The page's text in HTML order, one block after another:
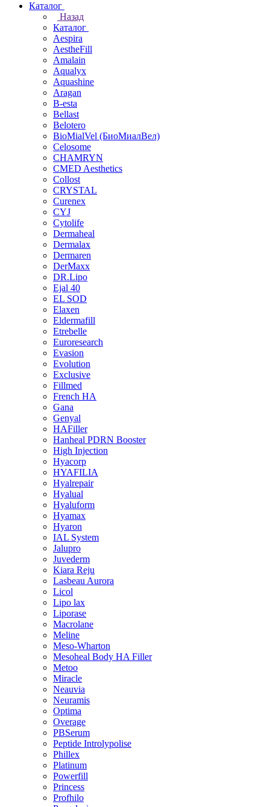
Каталог
Назад
Каталог
Aespira
AestheFill
Amalain
Aqualyx
Aquashine
Aragan
B-esta
Bellast
Belotero
BioMialVel (БиоМиалВел)
Celosome
CHAMRYN
CMED Aesthetics
Collost
CRYSTAL
Curenex
CYJ
Cytolife
Dermaheal
Dermalax
Dermaren
DerMaxx
DR.Lipo
Ejal 40
EL SOD
Elaxen
Eldermafill
Etrebelle
Euroresearch
Evasion
Evolution
Exclusive
Fillmed
French HA
Gana
Genyal
HAFiller
Hanheal PDRN Booster
High Injection
Hyacorp
HYAFILIA
Hyalrepair
Hyalual
Hyaluform
Hyamax
Hyaron
IAL System
Jalupro
Juvederm
Kiara Reju
Lasbeau Aurora
Licol
Lipo lax
Liporase
Macrolane
Meline
Meso-Wharton
Mesoheal Body HA Filler
Metoo
Miracle
Neauvia
Neuramis
Optima
Overage
PBSerum
Peptide Introlypolise
Phillex
Platinum
Powerfill
Princess
Profhilo